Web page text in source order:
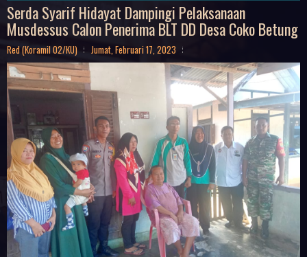
Serda Syarif Hidayat Dampingi Pelaksanaan
Musdessus Calon Penerima BLT DD Desa Coko Betung
Red (Koramil 02/KU) Jumat, Februari 17, 2023